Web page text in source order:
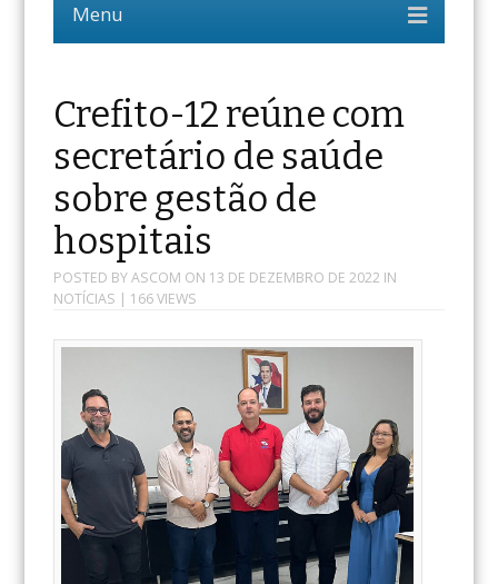
Crefito-12 reúne com
secretário de saúde
sobre gestão de
hospitais
POSTED BYASCOM ON 13 DE DEZEMBRO DE 2022 IN
NOTÍCIAS | 166 VIEWS